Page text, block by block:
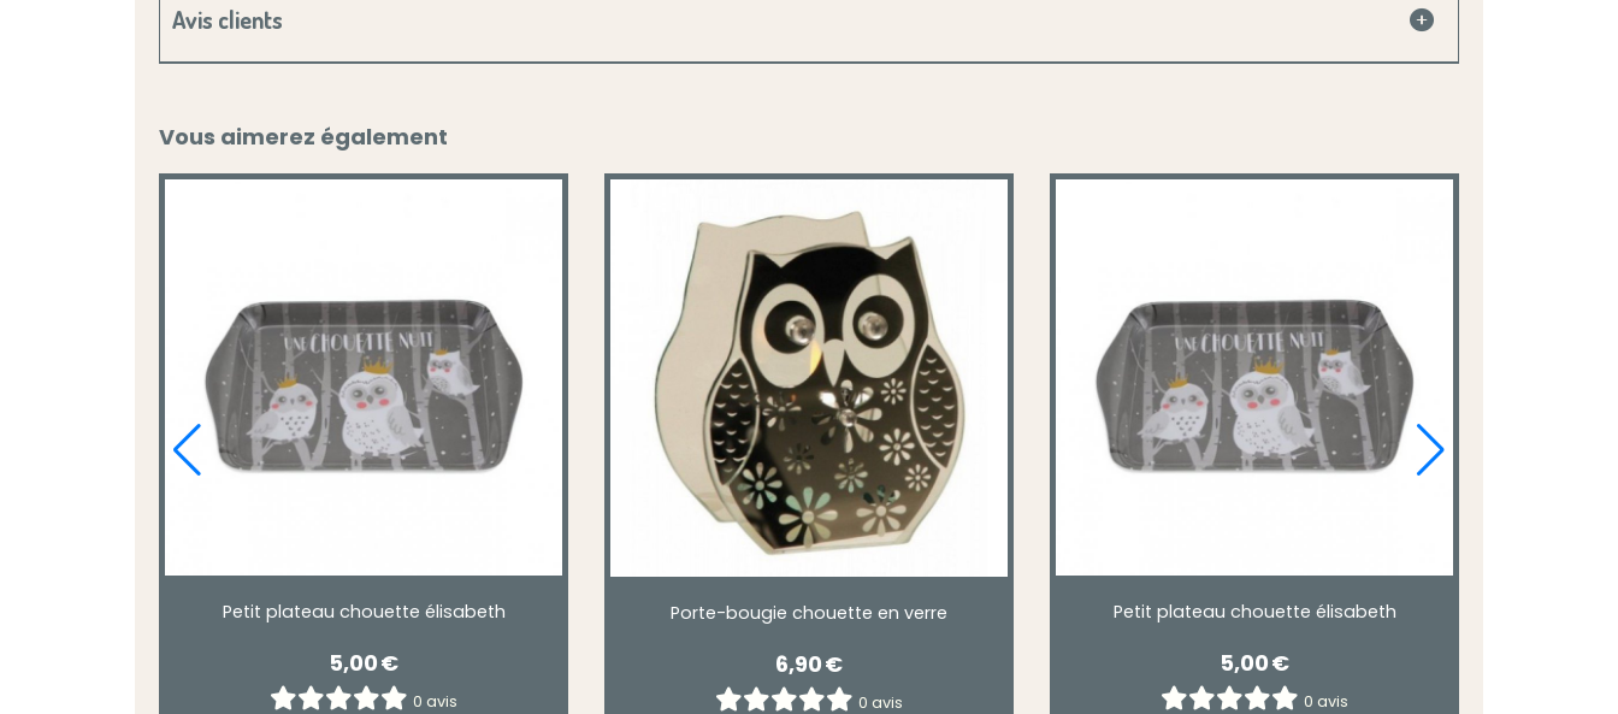
Avis clients
Vous aimerez également
Petit plateau chouette élisabeth
5,00€
0 avis
Porte-bougie chouette en verre
6,90€
0 avis
Petit plateau chouette élisabeth
5,00€
0 avis